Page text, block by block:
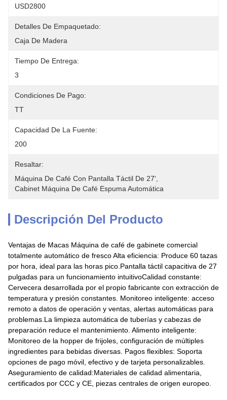
USD2800
Detalles De Empaquetado:
Caja De Madera
Tiempo De Entrega:
3
Condiciones De Pago:
TT
Capacidad De La Fuente:
200
Resaltar:
Máquina De Café Con Pantalla Táctil De 27'
Cabinet Máquina De Café Espuma Automática
Descripción Del Producto
Ventajas de Macas Máquina de café de gabinete comercial
totalmente automático de fresco Alta eficiencia: Produce 60 tazas
por hora, ideal para las horas pico.Pantalla táctil capacitiva de 27
pulgadas para un funcionamiento intuitivoCalidad constante:
Cervecera desarrollada por el propio fabricante con extracción de
temperatura y presión constantes. Monitoreo inteligente: acceso
remoto a datos de operación y ventas, alertas automáticas para
problemas.La limpieza automática de tuberías y cabezas de
preparación reduce el mantenimiento. Alimento inteligente:
Monitoreo de la hopper de frijoles, configuración de múltiples
ingredientes para bebidas diversas. Pagos flexibles: Soporta
opciones de pago móvil, efectivo y de tarjeta personalizables.
Aseguramiento de calidad:Materiales de calidad alimentaria,
certificados por CCC y CE, piezas centrales de origen europeo.